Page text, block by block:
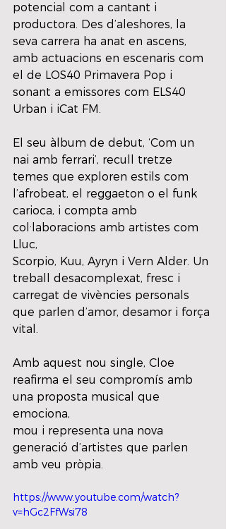
potencial com a cantant i
productora. Des d’aleshores, la
seva carrera ha anat en ascens,
amb actuacions en escenaris com
el de LOS40 Primavera Pop i
sonant a emissores com ELS40
Urban i iCat FM.
El seu àlbum de debut, ‘Com un
nai amb ferrari’, recull tretze
temes que exploren estils com
l’afrobeat, el reggaeton o el funk
carioca, i compta amb
col·laboracions amb artistes com
Lluc,
Scorpio, Kuu, Ayryn i Vern Alder. Un
treball desacomplexat, fresc i
carregat de vivències personals
que parlen d’amor, desamor i força
vital.
Amb aquest nou single, Cloe
reafirma el seu compromís amb
una proposta musical que
emociona,
mou i representa una nova
generació d’artistes que parlen
amb veu pròpia.
https://www.youtube.com/watch?
v=hGc2FfWsi78